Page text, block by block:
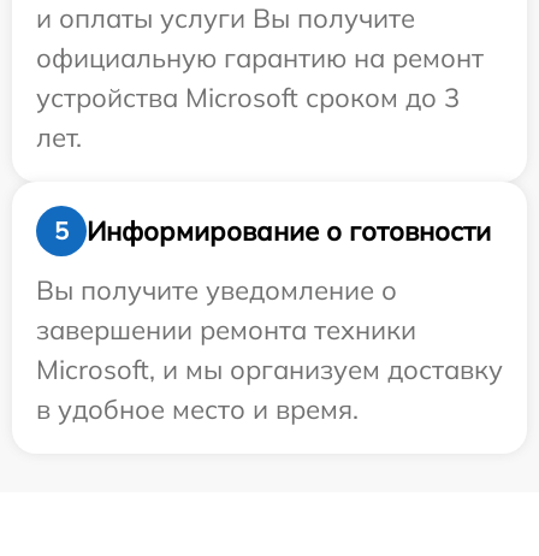
и оплаты услуги Вы получите
официальную гарантию на ремонт
устройства Microsoft сроком до 3
лет.
5
Информирование о готовности
Вы получите уведомление о
завершении ремонта техники
Microsoft, и мы организуем доставку
в удобное место и время.